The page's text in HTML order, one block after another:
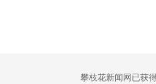
攀枝花新闻网已获